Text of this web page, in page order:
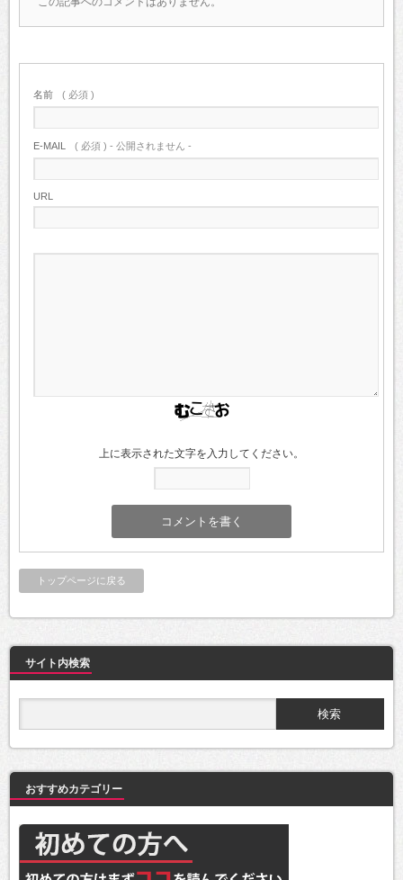
名前 ( 必須 )
E-MAIL ( 必須 ) - 公開されません -
URL
上に表示された文字を入力してください。
トップページに戻る
サイト内検索
おすすめカテゴリー